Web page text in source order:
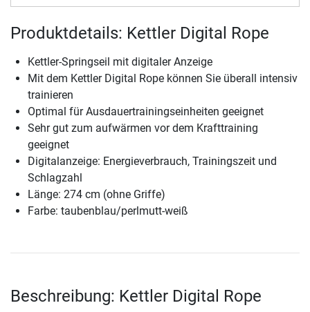
Produktdetails: Kettler Digital Rope
Kettler-Springseil mit digitaler Anzeige
Mit dem Kettler Digital Rope können Sie überall intensiv
trainieren
Optimal für Ausdauertrainingseinheiten geeignet
Sehr gut zum aufwärmen vor dem Krafttraining
geeignet
Digitalanzeige: Energieverbrauch, Trainingszeit und
Schlagzahl
Länge: 274 cm (ohne Griffe)
Farbe: taubenblau/perlmutt-weiß
Beschreibung: Kettler Digital Rope